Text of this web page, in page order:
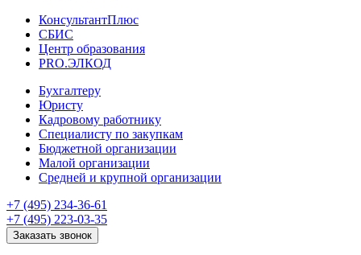
КонсультантПлюс
СБИС
Центр образования
PRO.ЭЛКОД
Бухгалтеру
Юристу
Кадровому работнику
Специалисту по закупкам
Бюджетной организации
Малой организации
Средней и крупной организации
+7 (495) 234-36-61
+7 (495) 223-03-35
Заказать звонок